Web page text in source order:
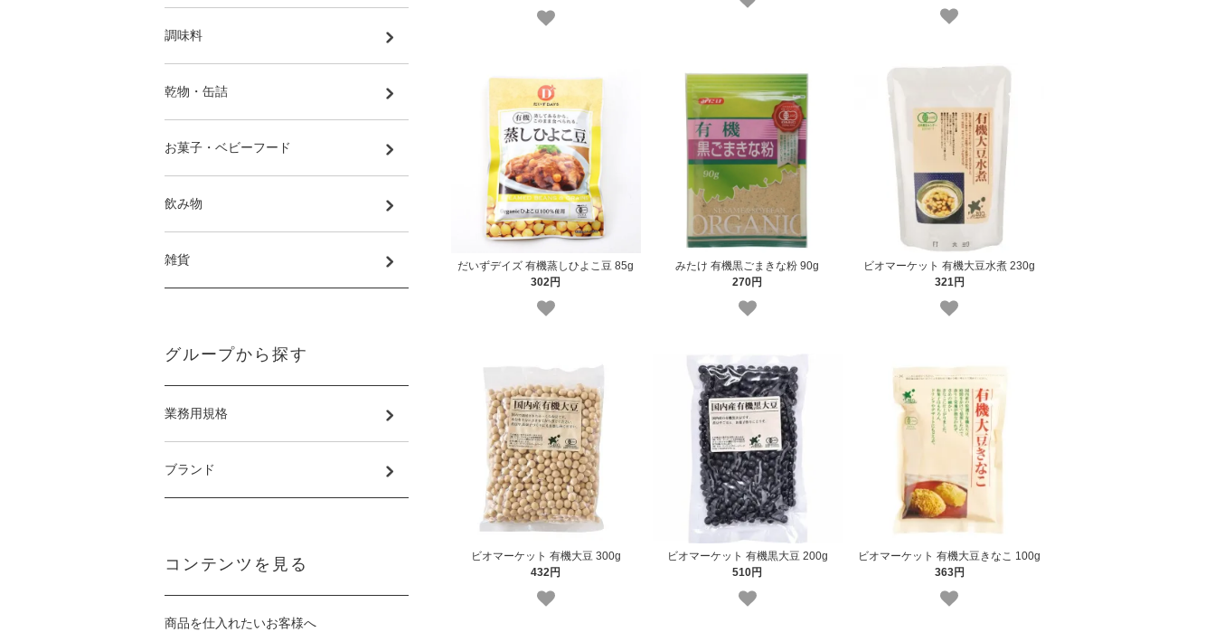
だいずデイズ 有機蒸しひよこ豆 85g
302円
みたけ 有機黒ごまきな粉 90g
270円
ビオマーケット 有機大豆水煮 230g
321円
ビオマーケット 有機大豆 300g
432円
ビオマーケット 有機黒大豆 200g
510円
ビオマーケット 有機大豆きなこ 100g
363円
調味料
乾物・缶詰
お菓子・ベビーフード
飲み物
雑貨
グループから探す
業務用規格
ブランド
コンテンツを見る
商品を仕入れたいお客様へ